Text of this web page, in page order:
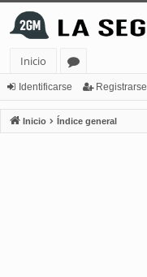
Inicio
or
os
Identificarse Registrarse
Inicio Índice general